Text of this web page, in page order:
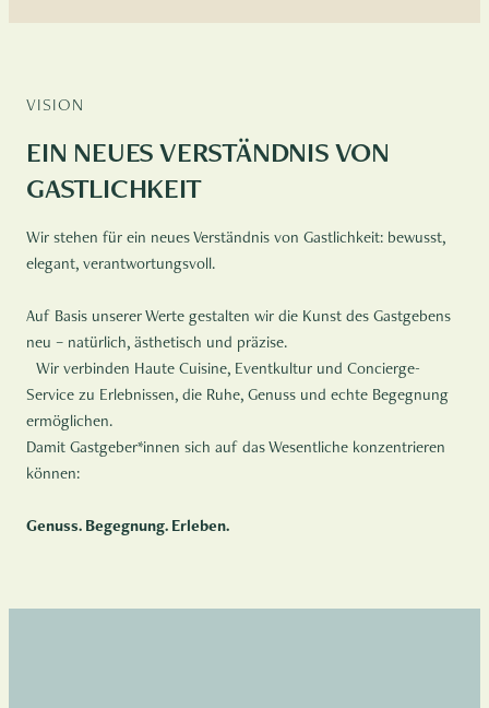
VISION
EIN NEUES VERSTÄNDNIS VON
GASTLICHKEIT
Wir stehen für ein neues Verständnis von Gastlichkeit: bewusst,
elegant, verantwortungsvoll.
Auf Basis unserer Werte gestalten wir die Kunst des Gastgebens
neu – natürlich, ästhetisch und präzise.
Wir verbinden Haute Cuisine, Eventkultur und Concierge-
Service zu Erlebnissen, die Ruhe, Genuss und echte Begegnung
ermöglichen.
Damit Gastgeber*innen sich auf das Wesentliche konzentrieren
können:
Genuss. Begegnung. Erleben.